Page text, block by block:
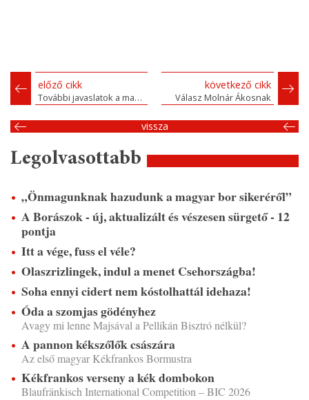
előző cikk
További javaslatok a magyar bor ügyéhez
következő cikk
Válasz Molnár Ákosnak
vissza
Legolvasottabb
„Önmagunknak hazudunk a magyar bor sikeréről”
A Borászok - új, aktualizált és vészesen sürgető - 12
pontja
Itt a vége, fuss el véle?
Olaszrizlingek, indul a menet Csehországba!
Soha ennyi cidert nem kóstolhattál idehaza!
Óda a szomjas gödényhez
Avagy mi lenne Majsával a Pellikán Bisztró nélkül?
A pannon kékszőlők császára
Az első magyar Kékfrankos Bormustra
Kékfrankos verseny a kék dombokon
Blaufränkisch International Competition – BIC 2026